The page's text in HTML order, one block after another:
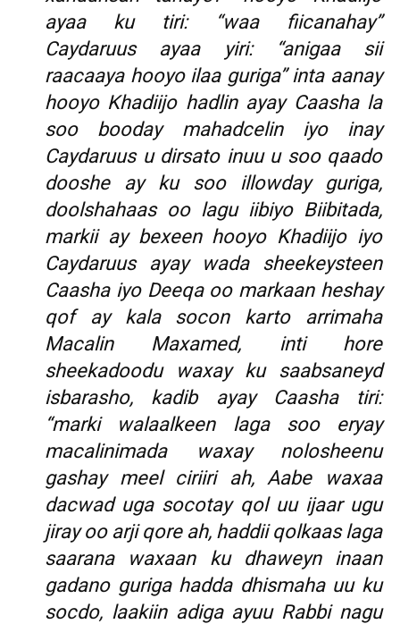
ayaa ku tiri: “waa fiicanahay”
Caydaruus ayaa yiri: “anigaa sii
raacaaya hooyo ilaa guriga” inta aanay
hooyo Khadiijo hadlin ayay Caasha la
soo booday mahadcelin iyo inay
Caydaruus u dirsato inuu u soo qaado
dooshe ay ku soo illowday guriga,
doolshahaas oo lagu iibiyo Biibitada,
markii ay bexeen hooyo Khadiijo iyo
Caydaruus ayay wada sheekeysteen
Caasha iyo Deeqa oo markaan heshay
qof ay kala socon karto arrimaha
Macalin Maxamed, inti hore
sheekadoodu waxay ku saabsaneyd
isbarasho, kadib ayay Caasha tiri:
“marki walaalkeen laga soo eryay
macalinimada waxay nolosheenu
gashay meel ciriiri ah, Aabe waxaa
dacwad uga socotay qol uu ijaar ugu
jiray oo arji qore ah, haddii qolkaas laga
saarana waxaan ku dhaweyn inaan
gadano guriga hadda dhismaha uu ku
socdo, laakiin adiga ayuu Rabbi nagu